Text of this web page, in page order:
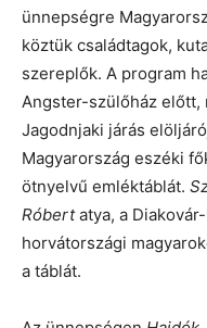
ünnepségre
köztük családtagok,
szereplők. A program
Angster-szülőház előtt,
Jagodnjaki járás
Magyarország eszéki
ötnyelvű emléktáblát.
Róbertatya, a
horvátországi
a táblát.